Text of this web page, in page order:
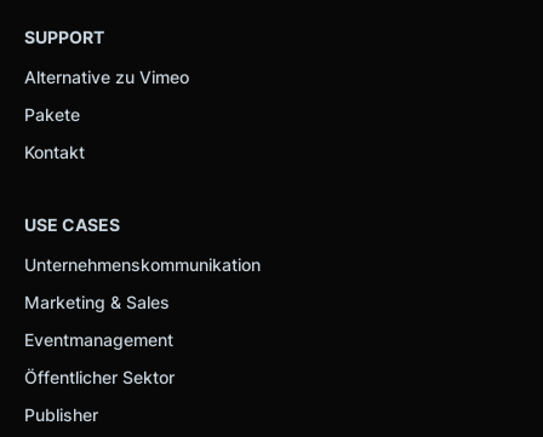
SUPPORT
Alternative zu Vimeo
Pakete
Kontakt
USE CASES
Unternehmenskommunikation
Marketing & Sales
Eventmanagement
Öffentlicher Sektor
Publisher